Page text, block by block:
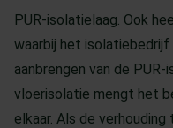
PUR-isolatielaag. Ook
waarbij het
aanbrengen van de PUR-
vloerisolatie mengt het
elkaar. Als de